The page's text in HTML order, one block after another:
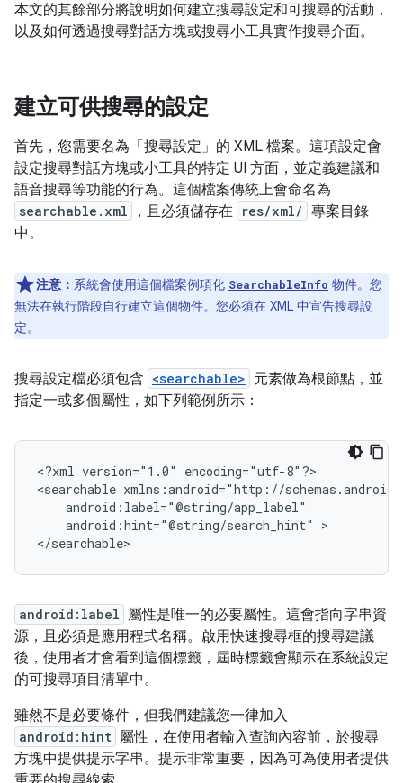
本文的其餘部分將說明如何建立搜尋設定和可搜尋的活動，
以及如何透過搜尋對話方塊或搜尋小工具實作搜尋介面。
建立可供搜尋的設定
首先，您需要名為「搜尋設定」的 XML 檔案。 這項設定會
設定搜尋對話方塊或小工具的特定 UI 方面，並定義建議和
語音搜尋等功能的行為。這個檔案傳統上會命名為
searchable.xml ，且必須儲存在 res/xml/ 專案目錄
中。
注意： 系統會使用這個檔案例項化 SearchableInfo 物件。您
無法在執行階段自行建立這個物件。您必須在 XML 中宣告搜尋設
定。
搜尋設定檔必須包含 <searchable> 元素做為根節點，並
指定一或多個屬性，如下列範例所示：
<?xml version="1.0"
encoding="utf-8"?>
<searchable
android:hint="@string/search_hint"
>
</searchable>
android:label 屬性是唯一的必要屬性。這會指向字串資
源，且必須是應用程式名稱。啟用快速搜尋框的搜尋建議
後，使用者才會看到這個標籤，屆時標籤會顯示在系統設定
的可搜尋項目清單中。
雖然不是必要條件，但我們建議您一律加入
android:hint 屬性，在使用者輸入查詢內容前，於搜尋
方塊中提供提示字串。提示非常重要，因為可為使用者提供